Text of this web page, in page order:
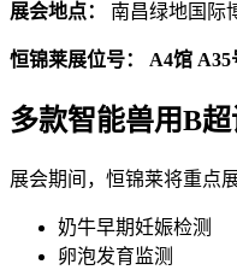
展会地点： 南昌绿地国际
恒锦莱展位号： A4馆 A35
多款智能兽用B
展会期间，恒锦莱将重点
奶牛早期妊娠检测
卵泡发育监测